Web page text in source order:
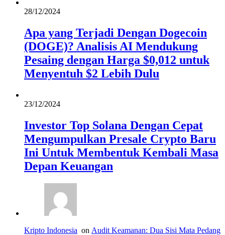
28/12/2024
Apa yang Terjadi Dengan Dogecoin
(DOGE)? Analisis AI Mendukung
Pesaing dengan Harga $0,012 untuk
Menyentuh $2 Lebih Dulu
23/12/2024
Investor Top Solana Dengan Cepat
Mengumpulkan Presale Crypto Baru
Ini Untuk Membentuk Kembali Masa
Depan Keuangan
Kripto Indonesia on Audit Keamanan: Dua Sisi Mata Pedang